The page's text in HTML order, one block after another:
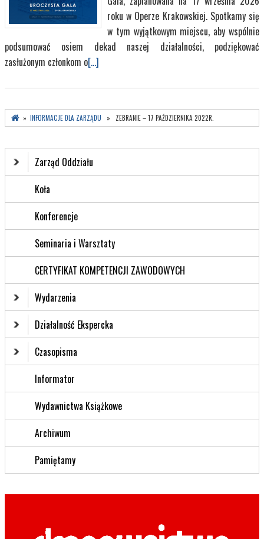
roku w Operze Krakowskiej. Spotkamy się
w tym wyjątkowym miejscu, aby wspólnie
podsumować osiem dekad naszej działalności, podziękować
zasłużonym członkom o[...]
» INFORMACJE DLA ZARZĄDU » ZEBRANIE – 17 PAŹDZIERNIKA 2022R.
Zarząd Oddziału
Koła
Konferencje
Seminaria i Warsztaty
CERTYFIKAT KOMPETENCJI ZAWODOWYCH
Wydarzenia
Działalność Ekspercka
Czasopisma
Informator
Wydawnictwa Książkowe
Archiwum
Pamiętamy